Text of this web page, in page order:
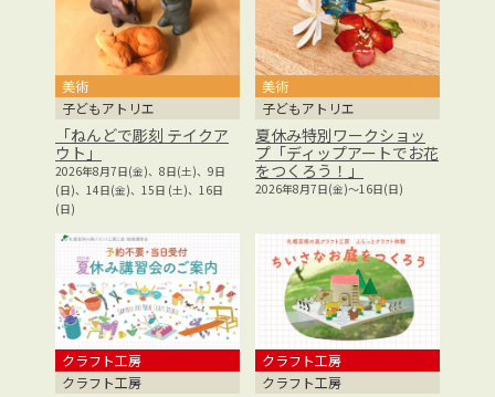
美術
子どもアトリエ
「ねんどで彫刻 テイクア
ウト」
2026年8月7日(金)、8日(土)、9日
(日)、14日(金)、15日 (土)、16日
(日)
美術
子どもアトリエ
夏休み特別ワークショッ
プ「ディップアートでお花
をつくろう！」
2026年8月7日(金)～16日(日)
クラフト工房
クラフト工房
クラフト工房
クラフト工房